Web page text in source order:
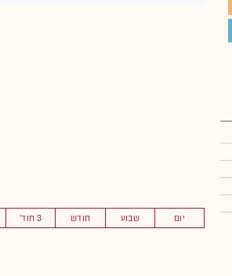
יום שבוע חודש 3 חוד'